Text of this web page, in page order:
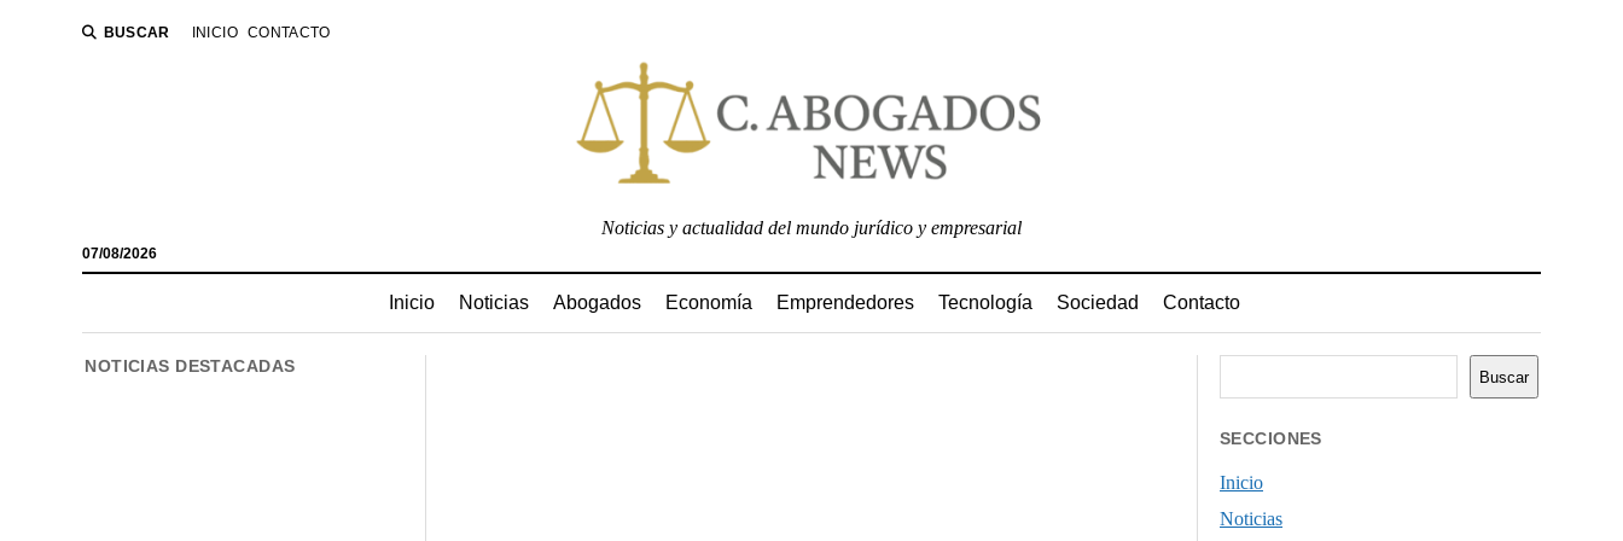
BUSCAR INICIO CONTACTO
07/08/2026
Noticias y actualidad del mundo jurídico y empresarial
Inicio Noticias Abogados Economía Emprendedores Tecnología Sociedad Contacto
NOTICIAS DESTACADAS
Buscar
SECCIONES
Inicio
Noticias